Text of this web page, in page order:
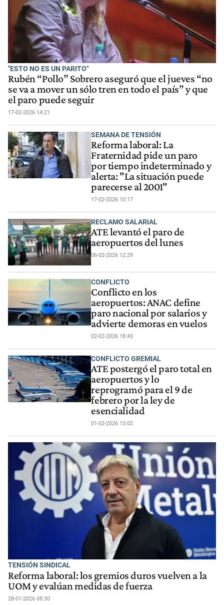
"ESTO NO ES UN PARITO"
Rubén “Pollo” Sobrero aseguró que el jueves “no
se va a mover un sólo tren en todo el país” y que
el paro puede seguir
17-02-2026 14:21
SEMANA DE TENSIÓN
Reforma laboral: La
Fraternidad pide un paro
por tiempo indeterminado y
alerta: "La situación puede
parecerse al 2001"
17-02-2026 10:17
RECLAMO SALARIAL
ATE levantó el paro de
aeropuertos del lunes
06-02-2026 12:29
CONFLICTO
Conflicto en los
aeropuertos: ANAC define
paro nacional por salarios y
advierte demoras en vuelos
02-02-2026 18:45
CONFLICTO GREMIAL
ATE postergó el paro total en
aeropuertos y lo
reprogramó para el 9 de
febrero por la ley de
esencialidad
01-02-2026 15:02
TENSIÓN SINDICAL
Reforma laboral: los gremios duros vuelven a la
UOM y evalúan medidas de fuerza
28-01-2026 08:30